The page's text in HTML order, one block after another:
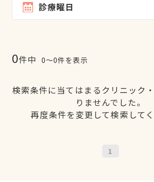
診療曜日
0件中 0〜0件を表示
検索条件に当てはまるクリニック
りませんでした。
再度条件を変更して検索してく
1